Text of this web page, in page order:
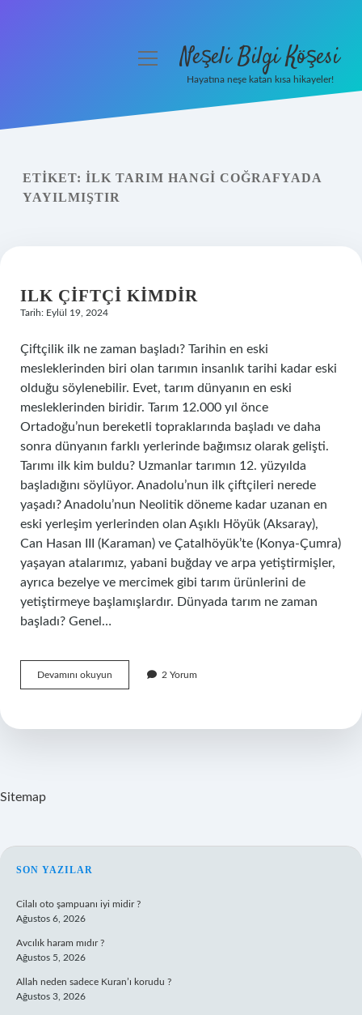
Yasal Uyarı
menüyüNeşeli Bilgi Köşesi
Hayatına neşe katan kısa hikayeler!
ETIKET: İLK TARIM HANGI COĞRAFYADA
YAYILMIŞTIR
ILK ÇIFTÇI KIMDIR
Tarih: Eylül 19, 2024
Çiftçilik ilk ne zaman başladı? Tarihin en eski
mesleklerinden biri olan tarımın insanlık tarihi kadar eski
olduğu söylenebilir. Evet, tarım dünyanın en eski
mesleklerinden biridir. Tarım 12.000 yıl önce
Ortadoğu’nun bereketli topraklarında başladı ve daha
sonra dünyanın farklı yerlerinde bağımsız olarak gelişti.
Tarımı ilk kim buldu? Uzmanlar tarımın 12. yüzyılda
başladığını söylüyor. Anadolu’nun ilk çiftçileri nerede
yaşadı? Anadolu’nun Neolitik döneme kadar uzanan en
eski yerleşim yerlerinden olan Aşıklı Höyük (Aksaray),
Can Hasan III (Karaman) ve Çatalhöyük’te (Konya-Çumra)
yaşayan atalarımız, yabani buğday ve arpa yetiştirmişler,
ayrıca bezelye ve mercimek gibi tarım ürünlerini de
yetiştirmeye başlamışlardır. Dünyada tarım ne zaman
başladı? Genel…
Devamını okuyun
Çiftçi
2 Yorum
Sitemap
SIDEBAR
SON YAZILAR
Cilalı oto şampuanı iyi midir ?
Ağustos 6, 2026
Avcılık haram mıdır ?
Ağustos 5, 2026
Allah neden sadece Kuran’ı korudu ?
Ağustos 3, 2026